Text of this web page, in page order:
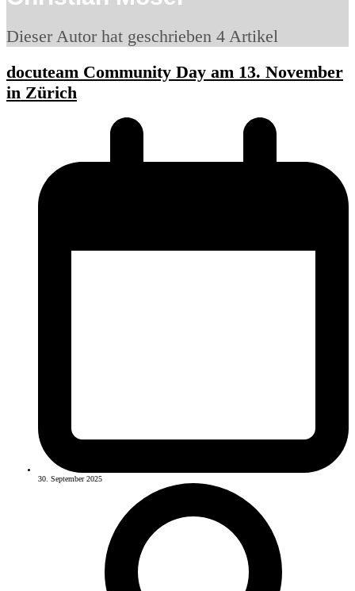
Dieser Autor hat geschrieben 4 Artikel
docuteam Community Day am 13. November
in Zürich
30. September 2025